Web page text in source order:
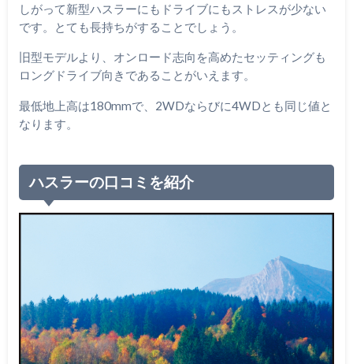
しがって新型ハスラーにもドライブにもストレスが少ない
です。とても長持ちがすることでしょう。
旧型モデルより、オンロード志向を高めたセッティングも
ロングドライブ向きであることがいえます。
最低地上高は180mmで、2WDならびに4WDとも同じ値と
なります。
ハスラーの口コミを紹介